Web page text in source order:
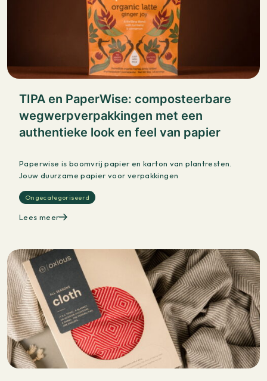
TIPA en PaperWise: composteerbare
wegwerpverpakkingen met een
authentieke look en feel van papier
Paperwise is boomvrij papier en karton van plantresten.
Jouw duurzame papier voor verpakkingen
Ongecategoriseerd
Lees meer